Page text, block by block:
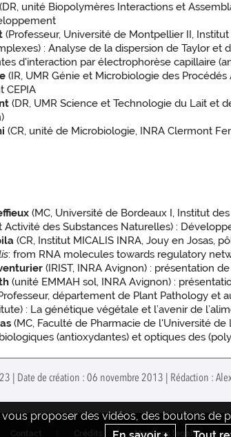
(DR, unité Biopolymères Interactions et
(Professeur, Université de Montpellier II,
: Analyse de la dispersion de Taylor
d'interaction par électrophorèse capillaire
(IR, UMR Génie et Microbiologie des
CEPIA
(DR, UMR Science et Technologie du Lait et
(CR, unité de Microbiologie, INRA Clermont
(MC, Université de Bordeaux I, Institut
Activité des Substances Naturelles) :
(CR, Institut MICALIS INRA, Jouy en Josas,
: from RNA molecules towards regulatory
(IRIST, INRA Avignon) : présentation
(unité EMMAH sol, INRA Avignon) :
département de Plant Pathology et
: La génétique végétale et l’avenir de
(MC, Faculté de Pharmacie de l'Université
(antioxydantes) et optiques des
| Date de création : 06 novembre 2013 | Rédaction :
proposer des vidéos, des boutons
Mentions legales